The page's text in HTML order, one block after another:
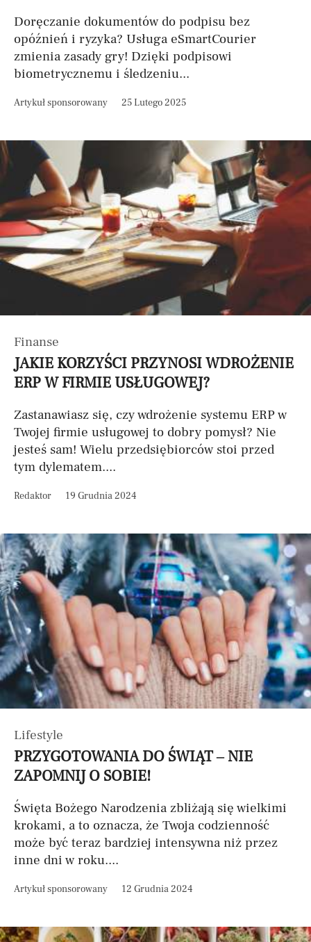
Doręczanie dokumentów do podpisu bez
opóźnień i ryzyka? Usługa eSmartCourier
zmienia zasady gry! Dzięki podpisowi
biometrycznemu i śledzeniu...
Artykuł sponsorowany 25 Lutego 2025
Finanse
JAKIE KORZYŚCI PRZYNOSI WDROŻENIE
ERP W FIRMIE USŁUGOWEJ?
Zastanawiasz się, czy wdrożenie systemu ERP w
Twojej firmie usługowej to dobry pomysł? Nie
jesteś sam! Wielu przedsiębiorców stoi przed
tym dylematem....
Redaktor 19 Grudnia 2024
Lifestyle
PRZYGOTOWANIA DO ŚWIĄT – NIE
ZAPOMNIJ O SOBIE!
Święta Bożego Narodzenia zbliżają się wielkimi
krokami, a to oznacza, że Twoja codzienność
może być teraz bardziej intensywna niż przez
inne dni w roku....
Artykuł sponsorowany 12 Grudnia 2024